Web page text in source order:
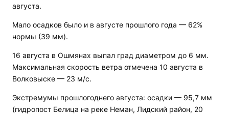
августа.
Мало осадков было и в августе прошлого года — 62%
нормы (39 мм).
16 августа в Ошмянах выпал град диаметром до 6 мм.
Максимальная скорость ветра отмечена 10 августа в
Волковыске — 23 м/с.
Экстремумы прошлогоднего августа: осадки — 95,7 мм
(гидропост Белица на реке Неман, Лидский район, 20